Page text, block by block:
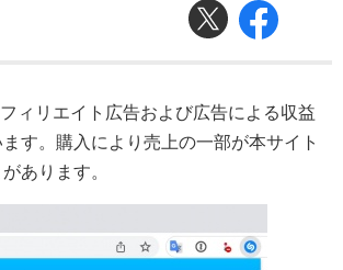
ィリエイト広告および広告による収益
す。購入により売上の一部が本サイト
あります。